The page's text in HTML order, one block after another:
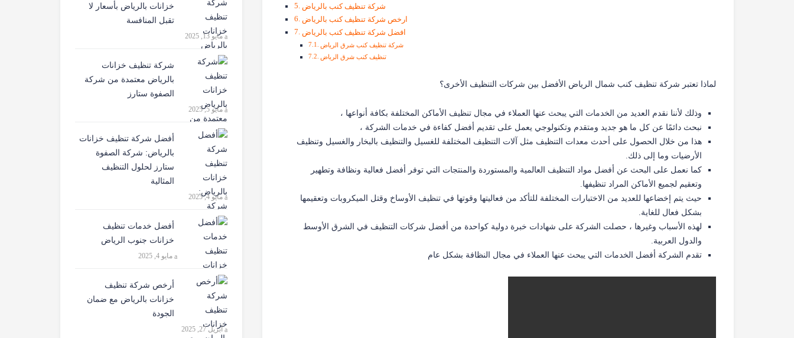
شركة تنظيف كنب بالرياض
شركة تنظيف كنب شرق الرياض
تنظيف كنب شرق الرياض
لماذا تعتبر شركة تنظيف كنب شمال الرياض الأفضل بين شركات التنظيف الأخرى؟
وذلك لأننا نقدم العديد من الخدمات التي يبحث عنها العملاء في مجال تنظيف الأماكن المختلفة بكافة أنواعها ،
نبحث دائمًا عن كل ما هو جديد ومتقدم وتكنولوجي يعمل على تقديم أفضل كفاءة في خدمات الشركة ،
هذا من خلال الحصول على أحدث معدات التنظيف مثل آلات التنظيف المختلفة للغسيل والتنظيف بالبخار والغسيل وتنظيف
الأرضيات وما إلى ذلك.
كما نعمل على البحث عن أفضل مواد التنظيف العالمية والمستوردة والمنتجات التي توفر أفضل فعالية ونظافة وتطهير
وتعقيم لجميع الأماكن المراد تنظيفها.
حيث يتم إخضاعها للعديد من الاختبارات المختلفة للتأكد من فعاليتها وقوتها في تنظيف الأوساخ وقتل الميكروبات وتعقيمها
بشكل فعال للغاية.
لهذه الأسباب وغيرها ، حصلت الشركة على شهادات خبرة دولية كواحدة من أفضل شركات التنظيف في الشرق الأوسط
والدول العربية.
تقدم الشركة أفضل الخدمات التي يبحث عنها العملاء في مجال النظافة بشكل عام
خزانات بالرياض بأسعار لا
تقبل المنافسة
مايو 13, 2025
شركة تنظيف خزانات
بالرياض معتمدة من شركة
الصفوة ستارز
مايو 5, 2025
أفضل شركة تنظيف خزانات
بالرياض: شركة الصفوة
ستارز لحلول التنظيف
المثالية
مايو 4, 2025
أفضل خدمات تنظيف
خزانات جنوب الرياض
مايو 4, 2025
أرخص شركة تنظيف
خزانات بالرياض مع ضمان
الجودة
أبريل 27, 2025